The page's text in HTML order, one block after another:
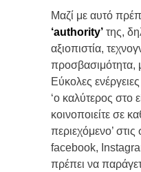
Μαζί με αυτό
‘authority’ της,
αξιοπιστία,
προσβασιμότητα,
Εύκολες ενέργειες
‘ο καλύτερος στο
κοινοποιείτε σε
περιεχόμενο’
facebook,
πρέπει να